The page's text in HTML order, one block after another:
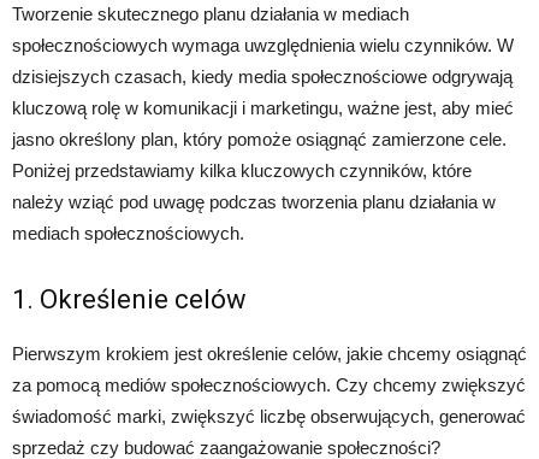
Tworzenie skutecznego planu działania w mediach
społecznościowych wymaga uwzględnienia wielu czynników. W
dzisiejszych czasach, kiedy media społecznościowe odgrywają
kluczową rolę w komunikacji i marketingu, ważne jest, aby mieć
jasno określony plan, który pomoże osiągnąć zamierzone cele.
Poniżej przedstawiamy kilka kluczowych czynników, które
należy wziąć pod uwagę podczas tworzenia planu działania w
mediach społecznościowych.
1. Określenie celów
Pierwszym krokiem jest określenie celów, jakie chcemy osiągnąć
za pomocą mediów społecznościowych. Czy chcemy zwiększyć
świadomość marki, zwiększyć liczbę obserwujących, generować
sprzedaż czy budować zaangażowanie społeczności?